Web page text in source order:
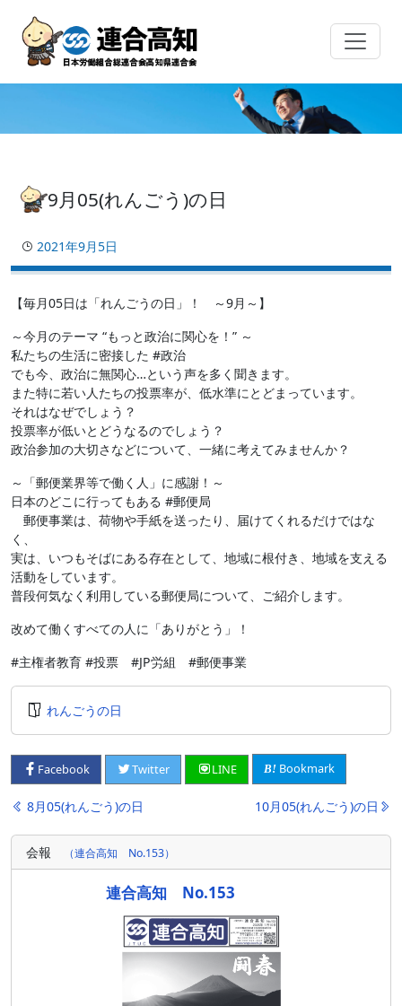
content
9月05(れんごう)の日
2021年9月5日
【毎月05日は「れんごうの日」！ ～9月～】
～今月のテーマ “もっと政治に関心を！” ～
私たちの生活に密接した #政治
でも今、政治に無関心…という声を多く聞きます。
また特に若い人たちの投票率が、低水準にとどまっています。
それはなぜでしょう？
投票率が低いとどうなるのでしょう？
政治参加の大切さなどについて、一緒に考えてみませんか？
～「郵便業界等で働く人」に感謝！～
日本のどこに行ってもある #郵便局
郵便事業は、荷物や手紙を送ったり、届けてくれるだけではな
く、
実は、いつもそばにある存在として、地域に根付き、地域を支える
活動をしています。
普段何気なく利用している郵便局について、ご紹介します。
改めて働くすべての人に「ありがとう」！
#主権者教育 #投票 #JP労組 #郵便事業
れんごうの日
Facebook Twitter LINE Bookmark
投
稿
ナ
8月05(れんごう)の日 10月05(れんごう)の日
会報 （連合高知 No.153）
連合高知 No.153